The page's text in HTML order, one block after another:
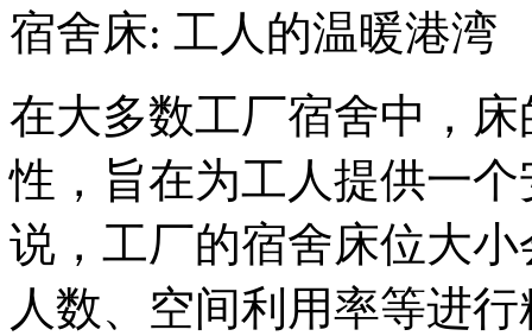
宿舍床: 工人的温暖港湾
在大多数工厂宿舍中，
性，旨在为工人提供一
说，工厂的宿舍床位大
人数、空间利用率等进